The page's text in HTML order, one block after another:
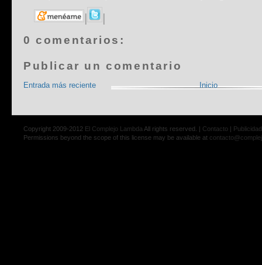
|
|
0 comentarios:
Publicar un comentario
Entrada más reciente Inicio
Copyright 2009-2012 El Complejo Lambda All rights reserved. | Contacto | Publicidad
Permissions beyond the scope of this license may be available at